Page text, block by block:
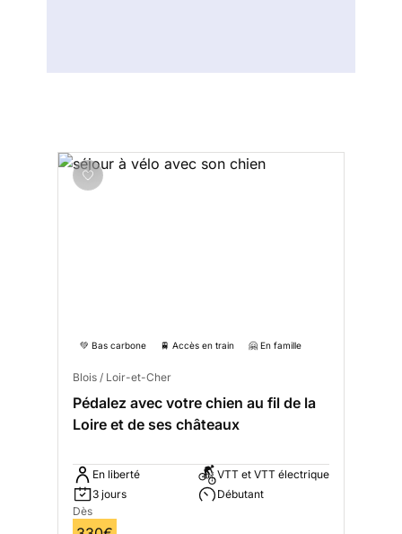
💚 Bas carbone 🚆 Accès en train 🤗 En famille
Blois / Loir-et-Cher
Pédalez avec votre chien au fil de la
Loire et de ses châteaux
En liberté
3 jours
VTT et VTT électrique
Débutant
Dès